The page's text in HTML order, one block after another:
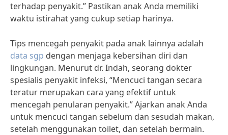
terhadap penyakit.” Pastikan anak Anda memiliki
waktu istirahat yang cukup setiap harinya.
Tips mencegah penyakit pada anak lainnya adalah
data sgp dengan menjaga kebersihan diri dan
lingkungan. Menurut dr. Indah, seorang dokter
spesialis penyakit infeksi, “Mencuci tangan secara
teratur merupakan cara yang efektif untuk
mencegah penularan penyakit.” Ajarkan anak Anda
untuk mencuci tangan sebelum dan sesudah makan,
setelah menggunakan toilet, dan setelah bermain.